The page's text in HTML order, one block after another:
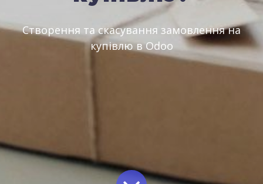
Створення та скасування замовлення на
купівлю в Odoo